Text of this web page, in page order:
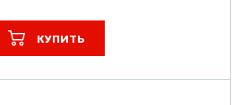
КУПИТЬ